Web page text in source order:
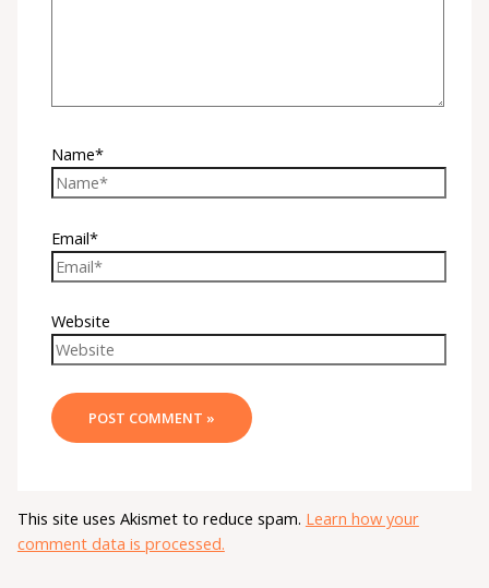
Name*
Email*
Website
This site uses Akismet to reduce spam. Learn how your
comment data is processed.